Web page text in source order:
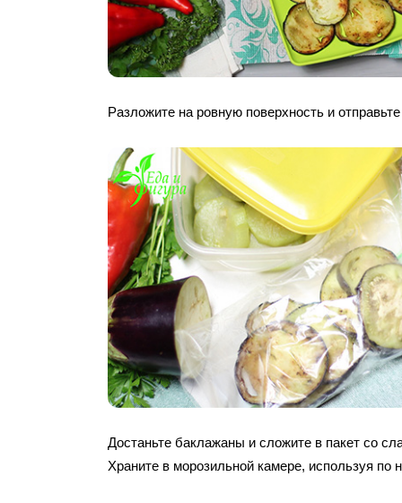
Разложите на ровную поверхность и
Достаньте баклажаны и сложите в пакет со
Храните в морозильной камере, используя по